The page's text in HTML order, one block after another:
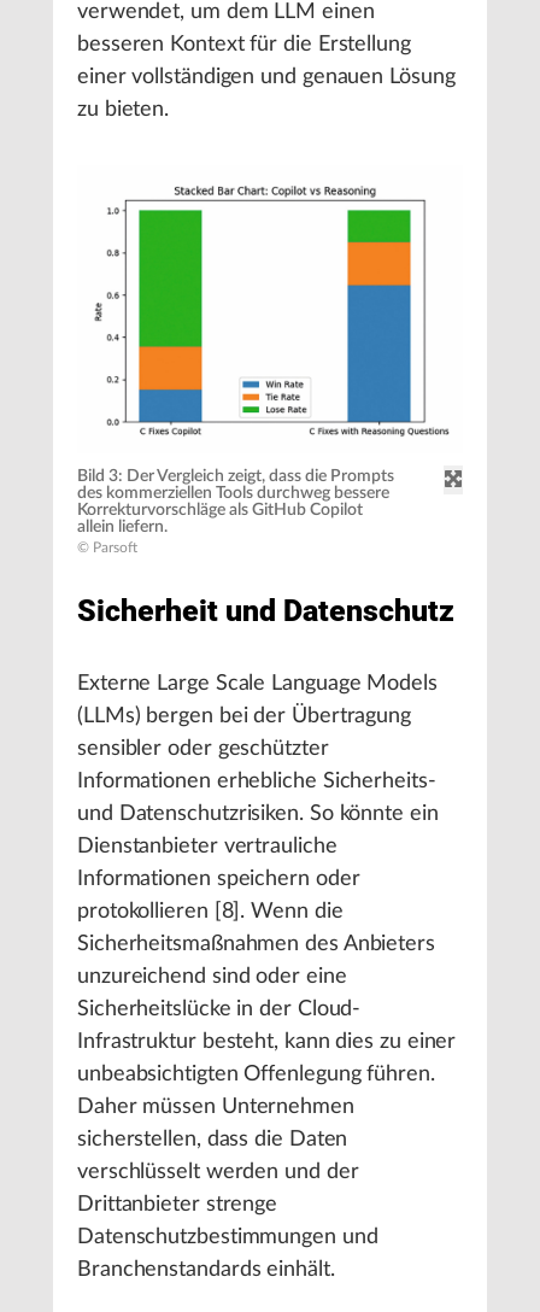
verwendet, um dem LLM einen
besseren Kontext für die Erstellung
einer vollständigen und genauen Lösung
zu bieten.
Bild 3: Der Vergleich zeigt, dass die Prompts
des kommerziellen Tools durchweg bessere
Korrekturvorschläge als GitHub Copilot
allein liefern.
© Parsoft
Sicherheit und Datenschutz
Externe Large Scale Language Models
(LLMs) bergen bei der Übertragung
sensibler oder geschützter
Informationen erhebliche Sicherheits-
und Datenschutzrisiken. So könnte ein
Dienstanbieter vertrauliche
Informationen speichern oder
protokollieren [8]. Wenn die
Sicherheitsmaßnahmen des Anbieters
unzureichend sind oder eine
Sicherheitslücke in der Cloud-
Infrastruktur besteht, kann dies zu einer
unbeabsichtigten Offenlegung führen.
Daher müssen Unternehmen
sicherstellen, dass die Daten
verschlüsselt werden und der
Drittanbieter strenge
Datenschutzbestimmungen und
Branchenstandards einhält.